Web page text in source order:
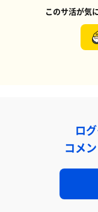
このサ活が気
ロ
コメ